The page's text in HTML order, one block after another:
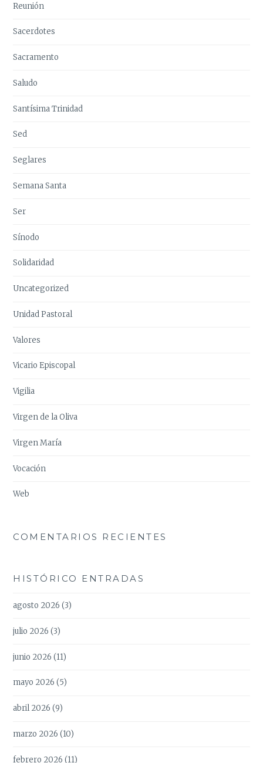
Reunión
Sacerdotes
Sacramento
Saludo
Santísima Trinidad
Sed
Seglares
Semana Santa
Ser
Sínodo
Solidaridad
Uncategorized
Unidad Pastoral
Valores
Vicario Episcopal
Vigilia
Virgen de la Oliva
Virgen María
Vocación
Web
COMENTARIOS RECIENTES
HISTÓRICO ENTRADAS
agosto 2026 (3)
julio 2026 (3)
junio 2026 (11)
mayo 2026 (5)
abril 2026 (9)
marzo 2026 (10)
febrero 2026 (11)